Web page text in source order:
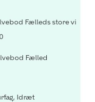
Fælleds store vidder!
Fælled
Idræt